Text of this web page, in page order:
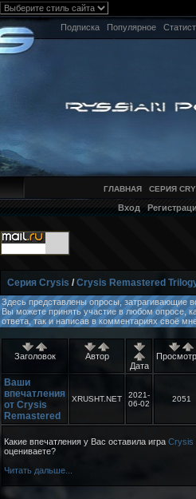
Подписка Популярное
ГЛАВНАЯ СЕРИЯ
Вход
Серия Crysis /Crysis Remastered
Здесь представлены опросы, затрагивающие
Вы можете принять участие в любом опросе,
ответа, так и написав в комментариях своё
Заголовок
Автор
Дата
Ваши
впечатления
от Crysis
Remastered
XRUSHT.NET
2021-
06-02
2051
Какие впечатления у Вас оставила игра Crysis
оцениваете?
Читать дальше...